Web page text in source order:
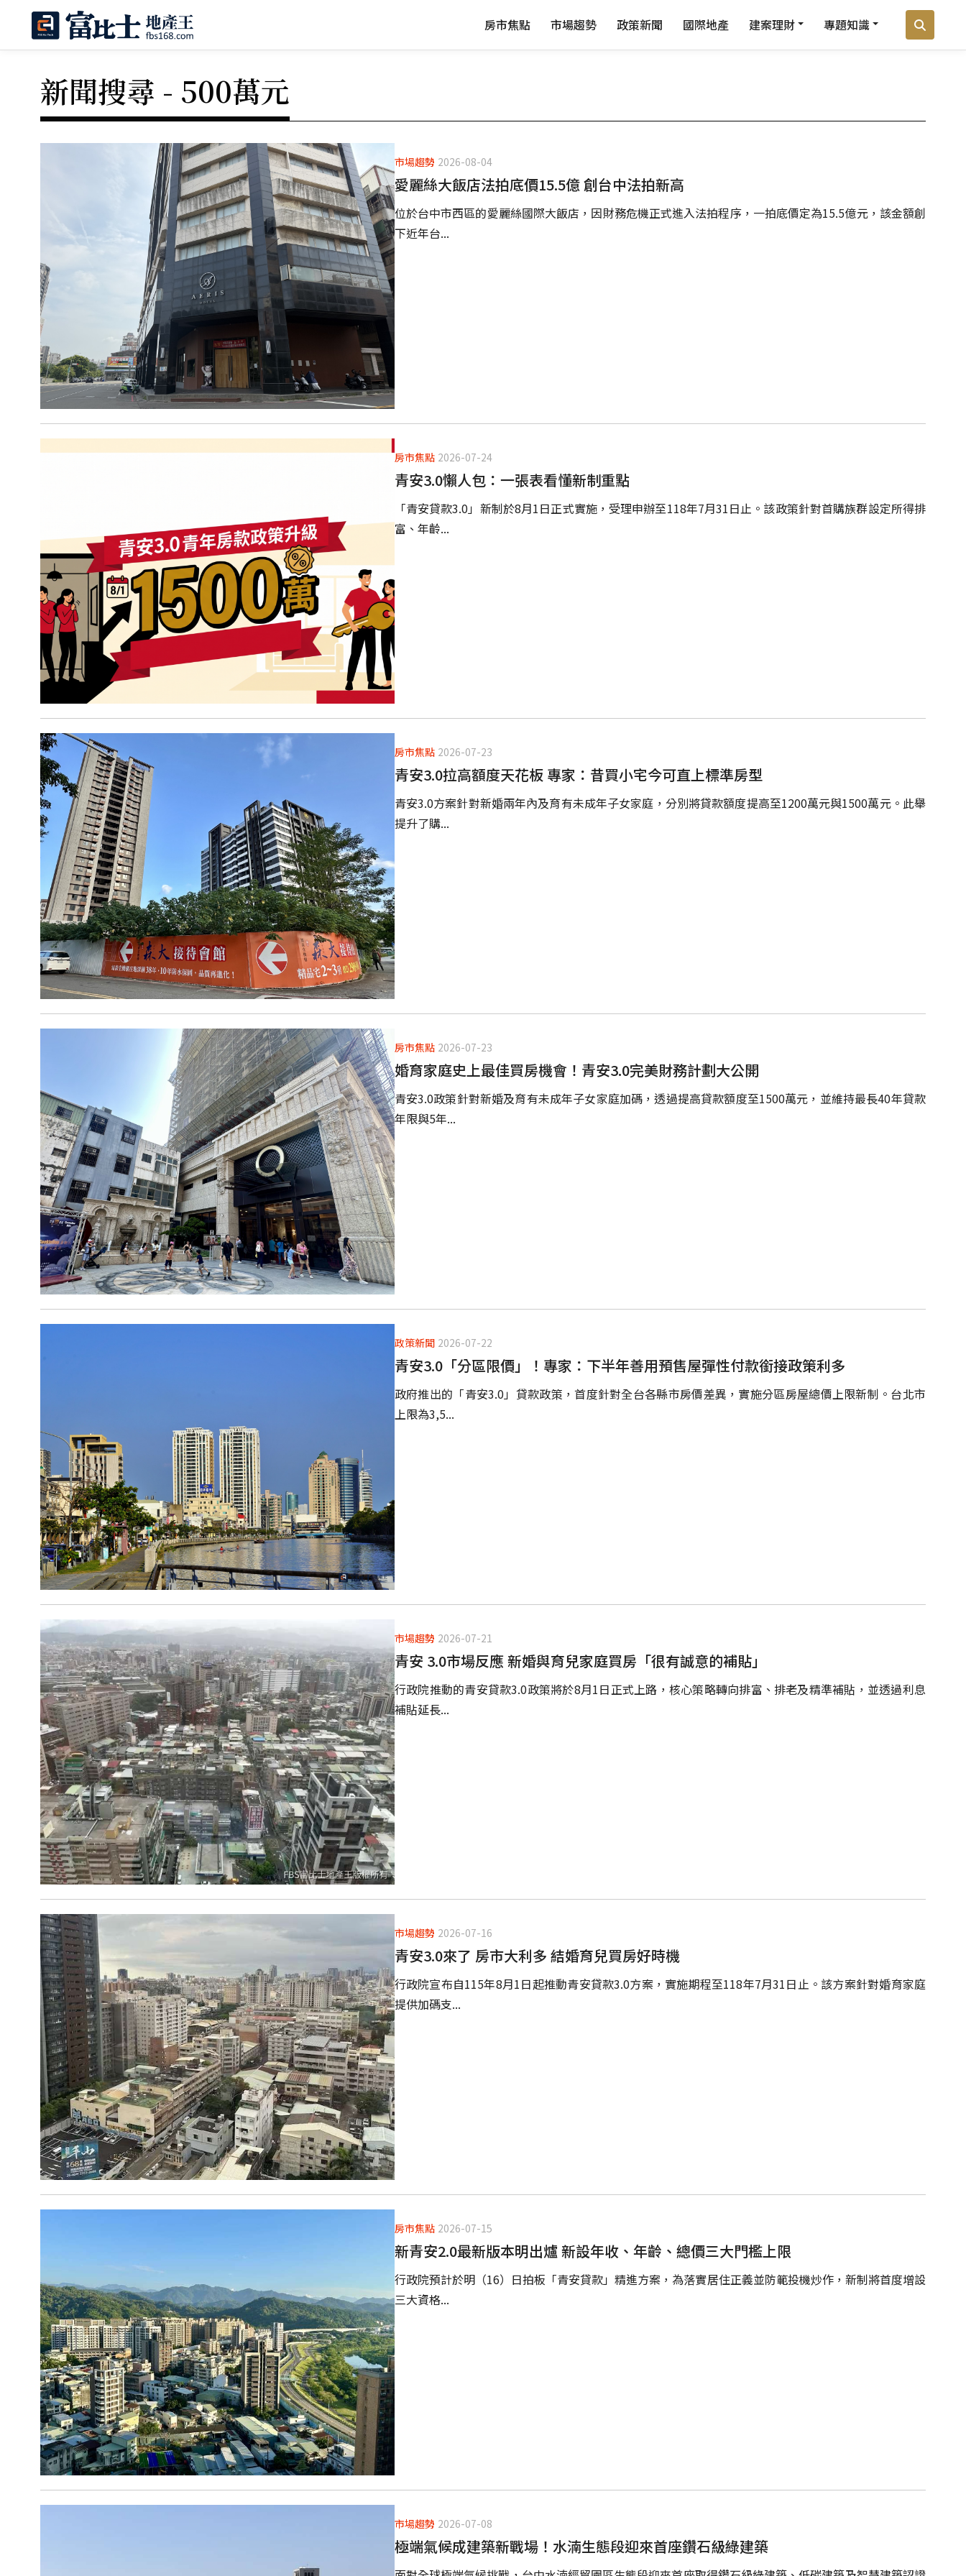
房市焦點 市場趨勢 政策新聞 國際地產 建案理財 專題知識
新聞搜尋 - 500萬元
市場趨勢 2026-08-04
愛麗絲大飯店法拍底價15.5億 創台中法拍新高
位於台中市西區的愛麗絲國際大飯店，因財務危機正式進入法拍程序，一拍底價定為15.5億元，該金額創
下近年台...
房市焦點 2026-07-24
青安3.0懶人包：一張表看懂新制重點
「青安貸款3.0」新制於8月1日正式實施，受理申辦至118年7月31日止。該政策針對首購族群設定所得排
富、年齡...
房市焦點 2026-07-23
青安3.0拉高額度天花板 專家：昔買小宅今可直上標準房型
青安3.0方案針對新婚兩年內及育有未成年子女家庭，分別將貸款額度提高至1200萬元與1500萬元。此舉
提升了購...
房市焦點 2026-07-23
婚育家庭史上最佳買房機會！青安3.0完美財務計劃大公開
青安3.0政策針對新婚及育有未成年子女家庭加碼，透過提高貸款額度至1500萬元，並維持最長40年貸款
年限與5年...
政策新聞 2026-07-22
青安3.0「分區限價」！專家：下半年善用預售屋彈性付款銜接政策利多
政府推出的「青安3.0」貸款政策，首度針對全台各縣市房價差異，實施分區房屋總價上限新制。台北市
上限為3,5...
市場趨勢 2026-07-21
青安 3.0市場反應 新婚與育兒家庭買房「很有誠意的補貼」
行政院推動的青安貸款3.0政策將於8月1日正式上路，核心策略轉向排富、排老及精準補貼，並透過利息
補貼延長...
市場趨勢 2026-07-16
青安3.0來了 房市大利多 結婚育兒買房好時機
行政院宣布自115年8月1日起推動青安貸款3.0方案，實施期程至118年7月31日止。該方案針對婚育家庭
提供加碼支...
房市焦點 2026-07-15
新青安2.0最新版本明出爐 新設年收、年齡、總價三大門檻上限
行政院預計於明（16）日拍板「青安貸款」精進方案，為落實居住正義並防範投機炒作，新制將首度增設
三大資格...
市場趨勢 2026-07-08
極端氣候成建築新戰場！水湳生態段迎來首座鑽石級綠建築